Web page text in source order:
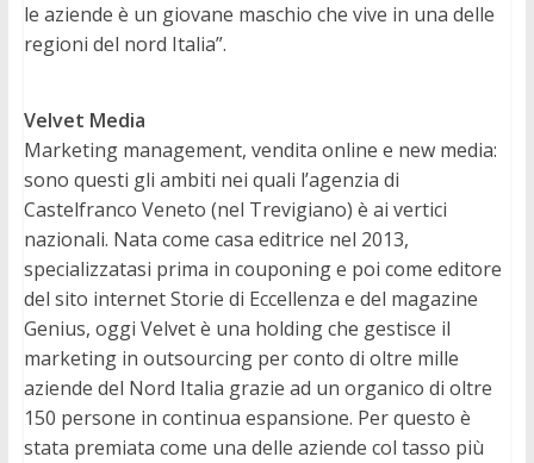
le aziende è un giovane maschio che vive in una delle
regioni del nord Italia”.
Velvet Media
Marketing management, vendita online e new media:
sono questi gli ambiti nei quali l’agenzia di
Castelfranco Veneto (nel Trevigiano) è ai vertici
nazionali. Nata come casa editrice nel 2013,
specializzatasi prima in couponing e poi come editore
del sito internet Storie di Eccellenza e del magazine
Genius, oggi Velvet è una holding che gestisce il
marketing in outsourcing per conto di oltre mille
aziende del Nord Italia grazie ad un organico di oltre
150 persone in continua espansione. Per questo è
stata premiata come una delle aziende col tasso più